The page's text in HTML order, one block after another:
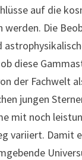
auf die
werden. Die
diese
der Fachwelt
jungen
mit noch
variiert. Damit